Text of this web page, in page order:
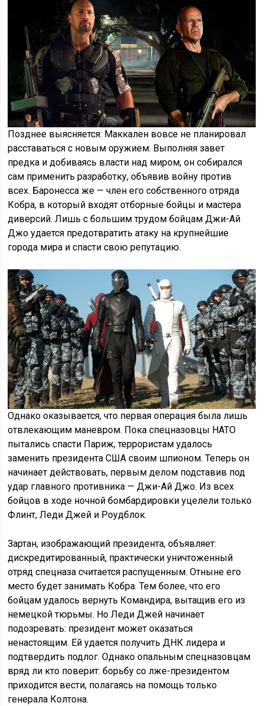
Позднее выясняется: Маккален вовсе не планировал
расставаться с новым оружием. Выполняя завет
предка и добиваясь власти над миром, он собирался
сам применить разработку, объявив войну против
всех. Баронесса же — член его собственного отряда
Кобра, в который входят отборные бойцы и мастера
диверсий. Лишь с большим трудом бойцам Джи-Ай
Джо удается предотвратить атаку на крупнейшие
города мира и спасти свою репутацию.
Однако оказывается, что первая операция была лишь
отвлекающим маневром. Пока спецназовцы НАТО
пытались спасти Париж, террористам удалось
заменить президента США своим шпионом. Теперь он
начинает действовать, первым делом подставив под
удар главного противника — Джи-Ай Джо. Из всех
бойцов в ходе ночной бомбардировки уцелели только
Флинт, Леди Джей и Роудблок.
Зартан, изображающий президента, объявляет:
дискредитированный, практически уничтоженный
отряд спецназа считается распущенным. Отныне его
место будет занимать Кобра. Тем более, что его
бойцам удалось вернуть Командира, вытащив его из
немецкой тюрьмы. Но Леди Джей начинает
подозревать: президент может оказаться
ненастоящим. Ей удается получить ДНК лидера и
подтвердить подлог. Однако опальным спецназовцам
вряд ли кто поверит: борьбу со лже-президентом
приходится вести, полагаясь на помощь только
генерала Колтона.